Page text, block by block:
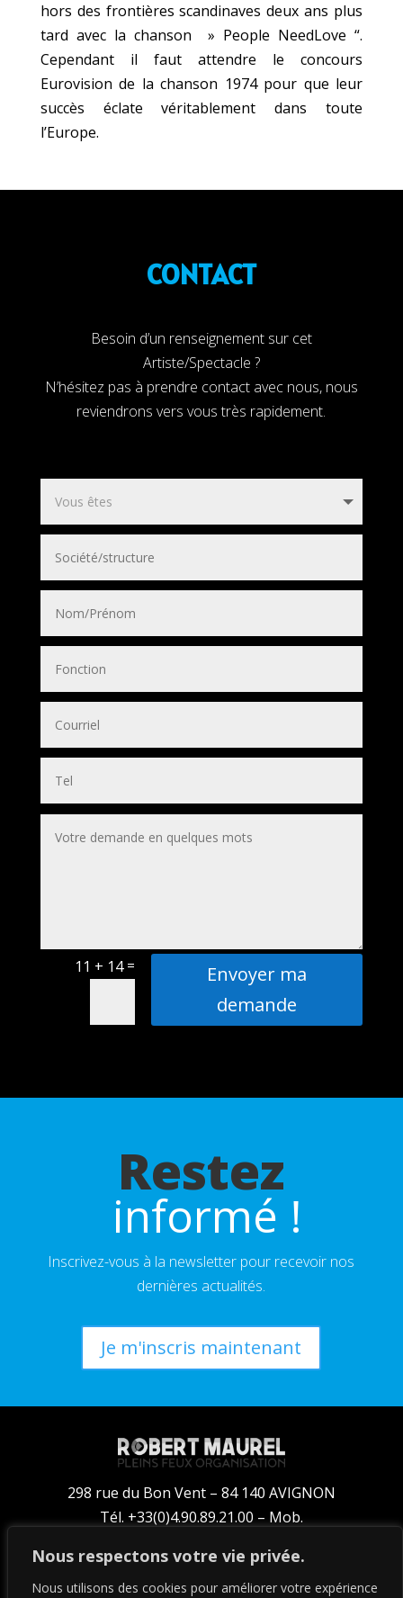
Nous respectons votre vie privée.
Nous utilisons des cookies pour améliorer votre expérience
hors des frontières scandinaves deux ans plus
tard avec la chanson » People NeedLove “.
Cependant il faut attendre le concours
Eurovision de la chanson 1974 pour que leur
succès éclate véritablement dans toute
l’Europe.
CONTACT
Besoin d’un renseignement sur cet
Artiste/Spectacle ?
N’hésitez pas à prendre contact avec nous, nous
reviendrons vers vous très rapidement.
11 + 14=
Envoyer ma
demande
Restez
informé !
Inscrivez-vous à la newsletter pour recevoir nos
dernières actualités.
Je m'inscris maintenant
298 rue du Bon Vent – 84 140 AVIGNON
Tél. +33(0)4.90.89.21.00 – Mob.
booking@pleins-feux.com